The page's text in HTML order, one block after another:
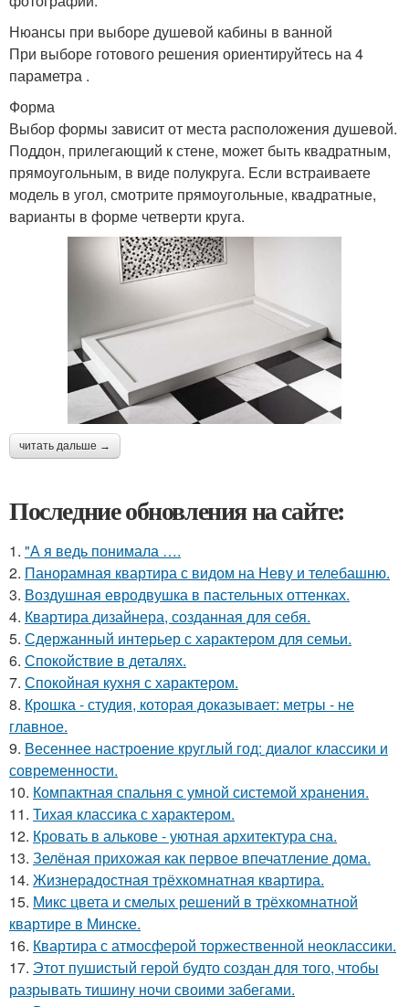
Нюансы при выборе душевой кабины в ванной
При выборе готового решения ориентируйтесь на 4
параметра .
Форма
Выбор формы зависит от места расположения душевой.
Поддон, прилегающий к стене, может быть квадратным,
прямоугольным, в виде полукруга. Если встраиваете
модель в угол, смотрите прямоугольные, квадратные,
варианты в форме четверти круга.
читать дальше →
Последние обновления на сайте:
1. "А я ведь понимала ….
2. Панорамная квартира с видом на Неву и телебашню.
3. Воздушная евродвушка в пастельных оттенках.
4. Квартира дизайнера, созданная для себя.
5. Сдержанный интерьер с характером для семьи.
6. Спокойствие в деталях.
7. Спокойная кухня с характером.
8. Крошка - студия, которая доказывает: метры - не
главное.
9. Весеннее настроение круглый год: диалог классики и
современности.
10. Компактная спальня с умной системой хранения.
11. Тихая классика с характером.
12. Кровать в алькове - уютная архитектура сна.
13. Зелёная прихожая как первое впечатление дома.
14. Жизнерадостная трёхкомнатная квартира.
15. Микс цвета и смелых решений в трёхкомнатной
квартире в Минске.
16. Квартира с атмосферой торжественной неоклассики.
17. Этот пушистый герой будто создан для того, чтобы
разрывать тишину ночи своими забегами.